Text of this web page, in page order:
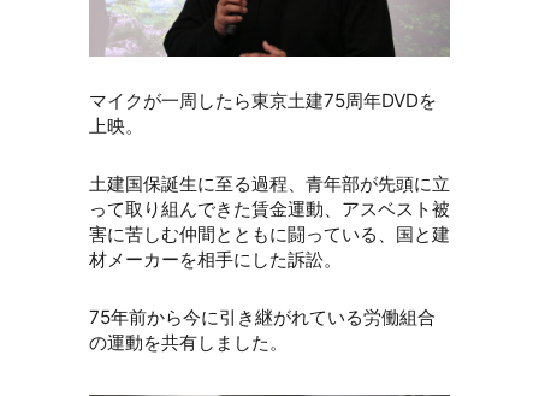
マイクが一周したら東京土建75周年DVDを
上映。
土建国保誕生に至る過程、青年部が先頭に立
って取り組んできた賃金運動、アスベスト被
害に苦しむ仲間とともに闘っている、国と建
材メーカーを相手にした訴訟。
75年前から今に引き継がれている労働組合
の運動を共有しました。